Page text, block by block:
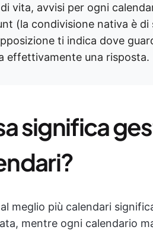
vita, avvisi per ogni
(la condivisione nativa è
ti indica dove
effettivamente una risposta.
significa
meglio più calendari
mentre ogni calendario